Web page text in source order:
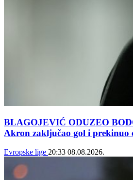
BLAGOJEVIĆ ODUZEO
Akron zaključao gol i prekinuo
Evropske lige 20:33 08.08.2026.